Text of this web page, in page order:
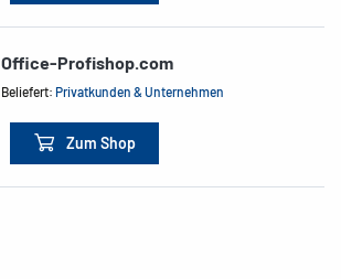
Office-Profishop.com
Beliefert:Privatkunden & Unternehmen
Zum Shop